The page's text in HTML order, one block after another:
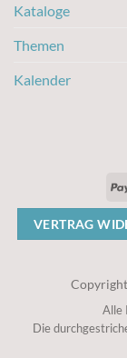
Kataloge
Themen
Kalender
VERTRAG
Alle
Die